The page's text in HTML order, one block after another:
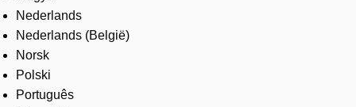
Nederlands
Nederlands (België)
Norsk
Polski
Português